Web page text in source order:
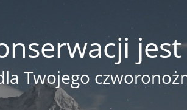
jest
Twojego